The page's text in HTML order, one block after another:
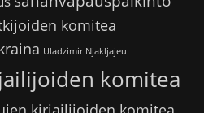
komitea
Uladzimir Njakljajeu
komitea